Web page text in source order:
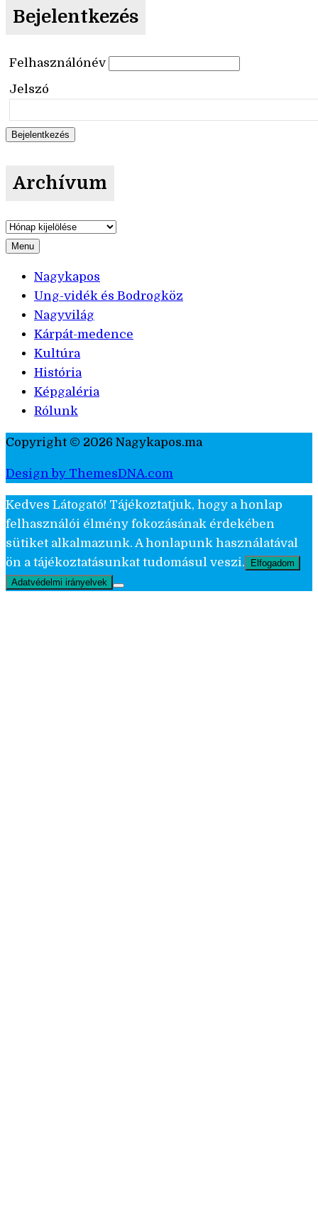
Bejelentkezés
Felhasználónév
Jelszó
Archívum
Archívum
Menu
Nagykapos
Ung-vidék és Bodrogköz
Nagyvilág
Kárpát-medence
Kultúra
História
Képgaléria
Rólunk
Copyright © 2026 Nagykapos.ma
Design by ThemesDNA.com
Kedves Látogató! Tájékoztatjuk, hogy a honlap
felhasználói élmény fokozásának érdekében
sütiket alkalmazunk. A honlapunk használatával
ön a tájékoztatásunkat tudomásul veszi.
Elfogadom
Adatvédelmi irányelvek